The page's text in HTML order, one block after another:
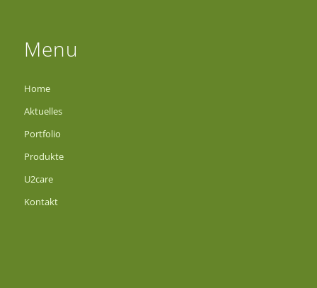
Menu
Home
Aktuelles
Portfolio
Produkte
U2care
Kontakt